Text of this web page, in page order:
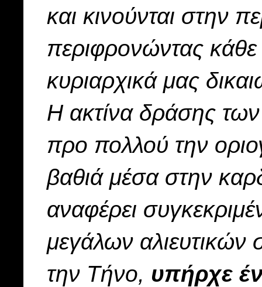
και κινούνται στην
περιφρονώντας
κυριαρχικά μας
Η ακτίνα δράσης
προ πολλού την
βαθιά μέσα στην
αναφέρει
μεγάλων
την Τήνο, υπήρχε